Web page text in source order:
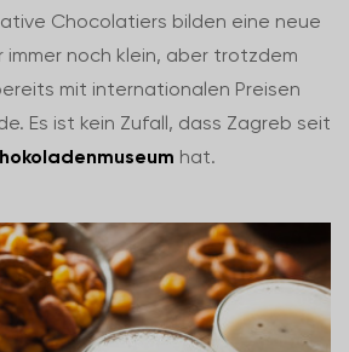
Chocolatiers bilden eine neue
immer noch klein, aber trotzdem
mit internationalen Preisen
Es ist kein Zufall, dass Zagreb seit
hat.